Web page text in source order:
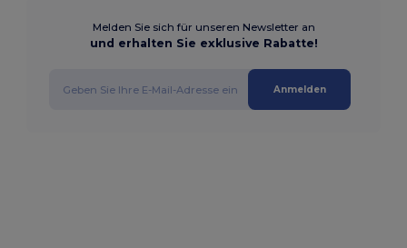
Melden Sie sich für unseren Newsletter an
und erhalten Sie exklusive Rabatte!
Anmelden